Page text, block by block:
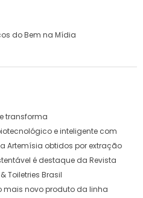
do Bem na Mídia
transforma
e inteligente com
Artemísia obtidos por extração
é destaque da Revista
Toiletries Brasil
mais novo produto da linha